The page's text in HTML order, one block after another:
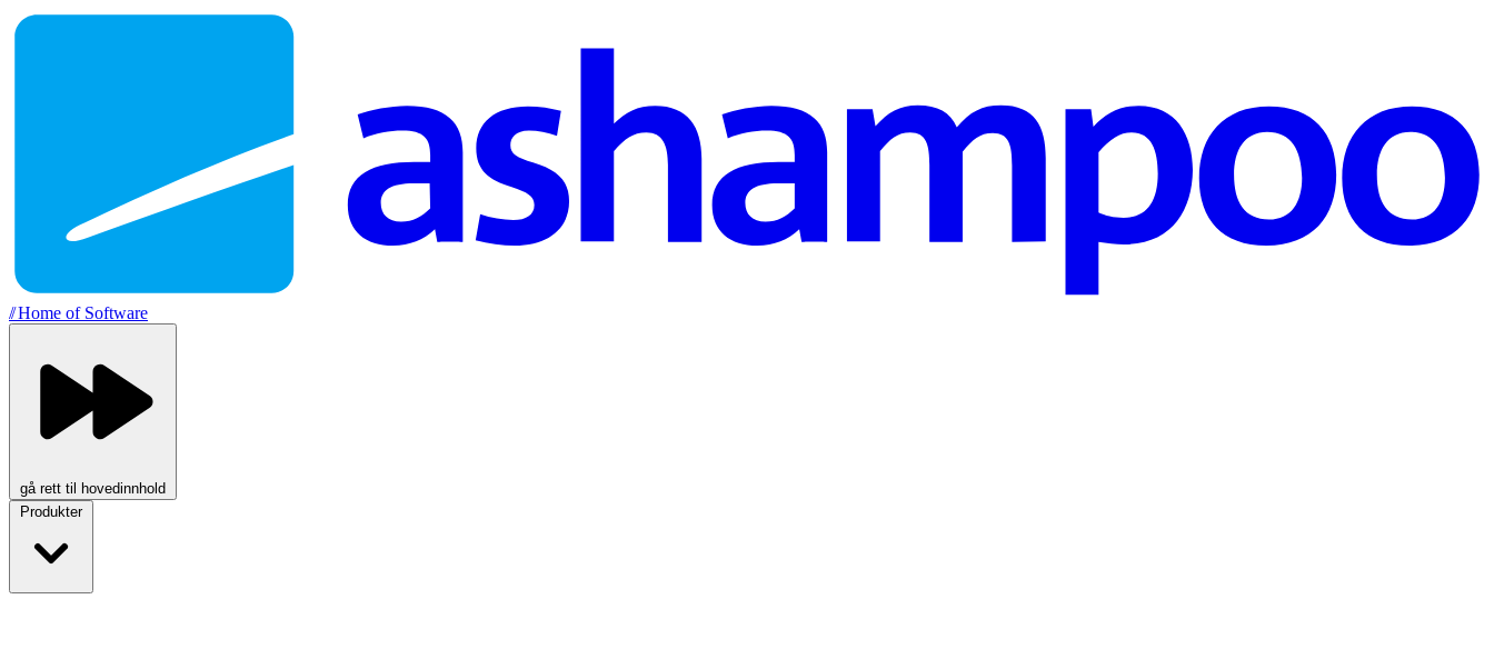
//Home of Software
gå rett til hovedinnhold
Produkter